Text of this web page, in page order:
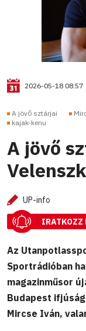
2026-05-18 08:57
A jövő sztárjai
kajak-kenu
A jövő
UP-info
IRATKOZZ
Az
Sportrádióban
magazinműsor
Budapest
Mircse Iván,